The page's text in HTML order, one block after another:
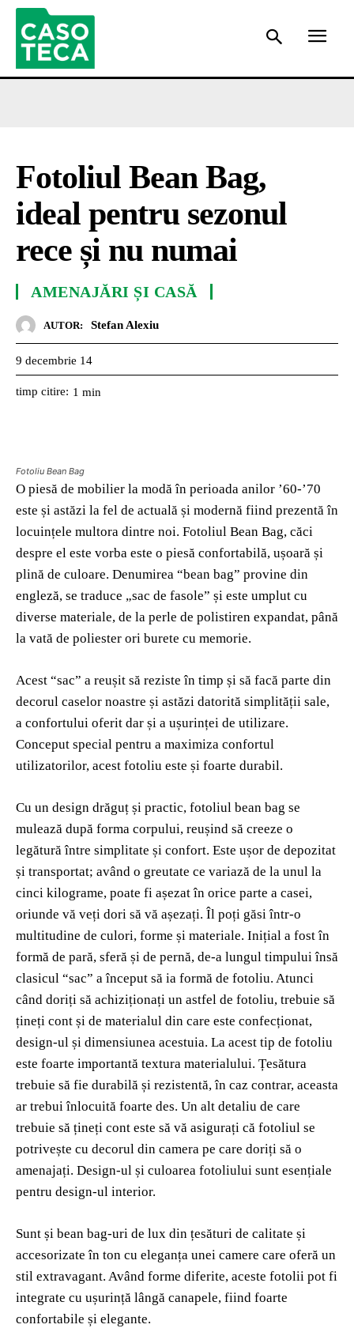
Fotoliul Bean Bag,
ideal pentru sezonul
rece și nu numai
AMENAJĂRI ȘI CASĂ
AUTOR: Stefan Alexiu
9 decembrie 14
timp citire: 1 min
Fotoliu Bean Bag
O piesă de mobilier la modă în perioada anilor ’60-’70
este și astăzi la fel de actuală și modernă fiind prezentă în
locuințele multora dintre noi. Fotoliul Bean Bag, căci
despre el este vorba este o piesă confortabilă, ușoară și
plină de culoare. Denumirea “bean bag” provine din
engleză, se traduce „sac de fasole” și este umplut cu
diverse materiale, de la perle de polistiren expandat, până
la vată de poliester ori burete cu memorie.
Acest “sac” a reușit să reziste în timp și să facă parte din
decorul caselor noastre și astăzi datorită simplității sale,
a confortului oferit dar și a ușurinței de utilizare.
Conceput special pentru a maximiza confortul
utilizatorilor, acest fotoliu este și foarte durabil.
Cu un design drăguț și practic, fotoliul bean bag se
mulează după forma corpului, reușind să creeze o
legătură între simplitate și confort. Este ușor de depozitat
și transportat; având o greutate ce variază de la unul la
cinci kilograme, poate fi așezat în orice parte a casei,
oriunde vă veți dori să vă așezați. Îl poți găsi într-o
multitudine de culori, forme și materiale. Inițial a fost în
formă de pară, sferă și de pernă, de-a lungul timpului însă
clasicul “sac” a început să ia formă de fotoliu. Atunci
când doriți să achiziționați un astfel de fotoliu, trebuie să
țineți cont și de materialul din care este confecționat,
design-ul și dimensiunea acestuia. La acest tip de fotoliu
este foarte importantă textura materialului. Țesătura
trebuie să fie durabilă și rezistentă, în caz contrar, aceasta
ar trebui înlocuită foarte des. Un alt detaliu de care
trebuie să țineți cont este să vă asigurați că fotoliul se
potrivește cu decorul din camera pe care doriți să o
amenajați. Design-ul și culoarea fotoliului sunt esențiale
pentru design-ul interior.
Sunt și bean bag-uri de lux din țesături de calitate și
accesorizate în ton cu eleganța unei camere care oferă un
stil extravagant. Având forme diferite, aceste fotolii pot fi
integrate cu ușurință lângă canapele, fiind foarte
confortabile și elegante.